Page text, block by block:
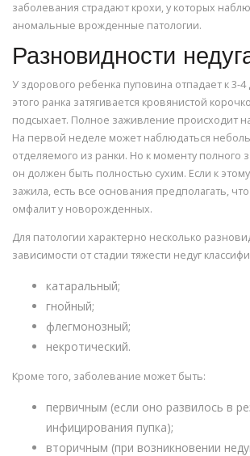
заболевания страдают крохи, у которых
аномальные врожденные патологии.
Разновидности
У здорового ребенка пуповина отпадает к 3-
этого ранка затягивается кровянистой
подсыхает. Полное заживление происходит
На первой неделе может наблюдаться
отделяемого из ранки. Но к моменту полного
он должен быть полностью сухим. Если к
зажила, есть все основания предполагать,
омфалит у новорожденных.
Для патологии характерно несколько
зависимости от стадии тяжести недуг
катаральный;
гнойный;
флегмонозный;
некротический.
Кроме того, заболевание может быть:
первичным (если оно развилось в
инфицирования пупка);
вторичным (при возникновении